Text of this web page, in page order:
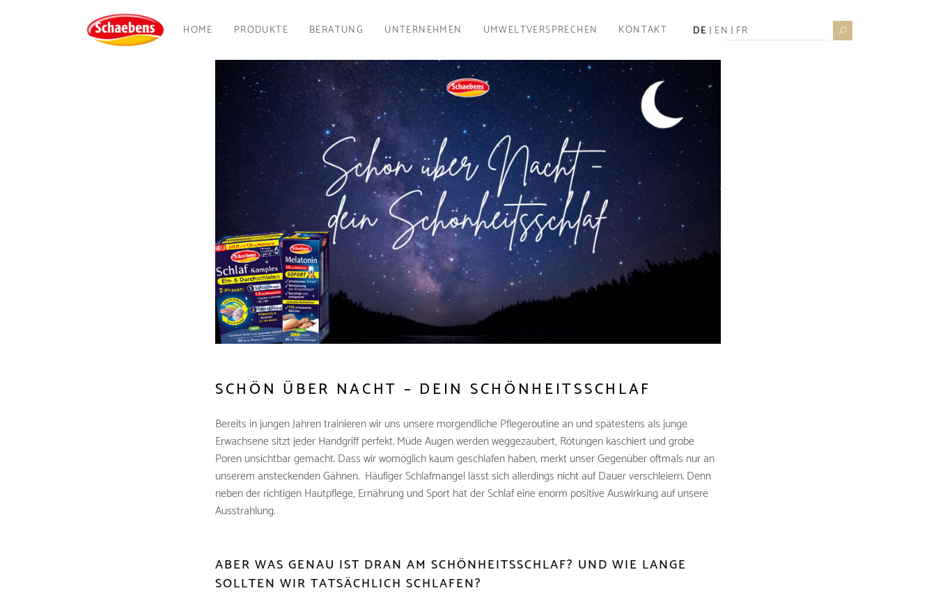
HOME PRODUKTE BERATUNG UNTERNEHMEN UMWELTVERSPRECHEN KONTAKT DE EN FR
SCHÖN ÜBER NACHT – DEIN SCHÖNHEITSSCHLAF
Bereits in jungen Jahren trainieren wir uns unsere morgendliche Pflegeroutine an und spätestens als junge
Erwachsene sitzt jeder Handgriff perfekt. Müde Augen werden weggezaubert, Rötungen kaschiert und grobe
Poren unsichtbar gemacht. Dass wir womöglich kaum geschlafen haben, merkt unser Gegenüber oftmals nur an
unserem ansteckenden Gähnen. Häufiger Schlafmangel lässt sich allerdings nicht auf Dauer verschleiern. Denn
neben der richtigen Hautpflege, Ernährung und Sport hat der Schlaf eine enorm positive Auswirkung auf unsere
Ausstrahlung.
ABER WAS GENAU IST DRAN AM SCHÖNHEITSSCHLAF? UND WIE LANGE
SOLLTEN WIR TATSÄCHLICH SCHLAFEN?